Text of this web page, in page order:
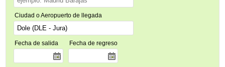
Ciudad o Aeropuerto de llegada
Fecha de salida Fecha de regreso